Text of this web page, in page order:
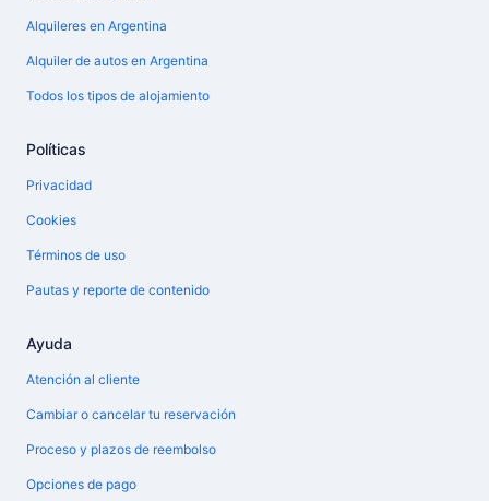
Alquileres en Argentina
Alquiler de autos en Argentina
Todos los tipos de alojamiento
Políticas
Privacidad
Cookies
Términos de uso
Pautas y reporte de contenido
Ayuda
Atención al cliente
Cambiar o cancelar tu reservación
Proceso y plazos de reembolso
Opciones de pago